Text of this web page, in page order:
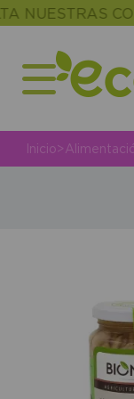
Inicio>